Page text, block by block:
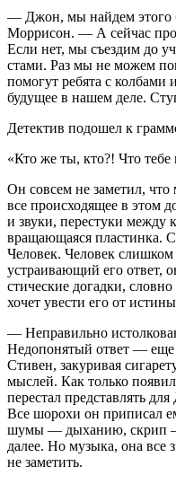
— Джон, мы найдем этого
Моррисон. — А сейчас
Если нет, мы съездим до
стами. Раз мы не можем
помогут ребята с колбами
будущее в нашем деле.
Детектив подошел к
«Кто же ты, кто?! Что тебе
Он совсем не заметил,
все происходящее в этом
и звуки, перестуки между
вращающаяся пластинка.
Человек. Человек слишком
устраивающий его ответ,
стические догадки,
хочет увести его от
— Неправильно
Недопонятый ответ —
Стивен, закуривая
мыслей. Как только
перестал представлять
Все шорохи он приписал
шумы — дыханию, скрип
далее. Но музыка, она все
не заметить.